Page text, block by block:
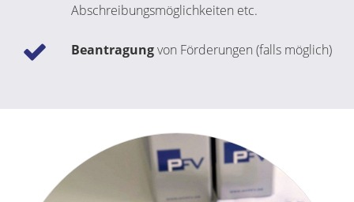
Abschreibungsmöglichkeiten etc.
Beantragungvon Förderungen (falls möglich)